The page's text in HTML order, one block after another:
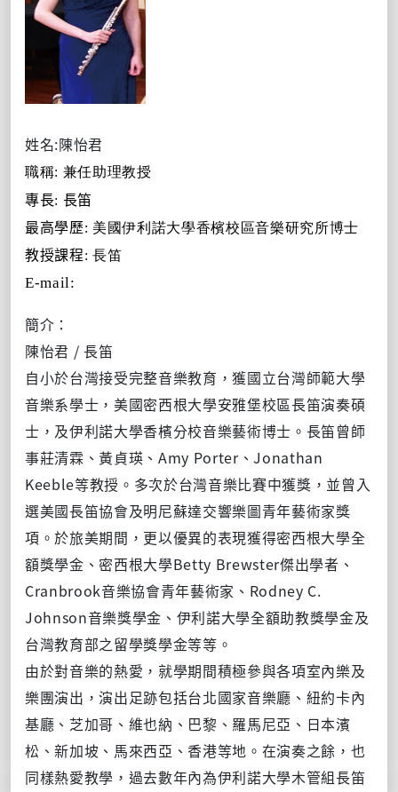
姓名:陳怡君
職稱: 兼任助理教授
專長: 長笛
最高學歷: 美國伊利諾大學香檳校區音樂研究所博士
教授課程: 長笛
E-mail:
簡介：
陳怡君 / 長笛
自小於台灣接受完整音樂教育，獲國立台灣師範大學
音樂系學士，美國密西根大學安雅堡校區長笛演奏碩
士，及伊利諾大學香檳分校音樂藝術博士。長笛曾師
事莊清霖、黃貞瑛、Amy Porter、Jonathan
Keeble等教授。多次於台灣音樂比賽中獲獎，並曾入
選美國長笛協會及明尼蘇達交響樂圖青年藝術家獎
項。於旅美期間，更以優異的表現獲得密西根大學全
額獎學金、密西根大學Betty Brewster傑出學者、
Cranbrook音樂協會青年藝術家、Rodney C.
Johnson音樂獎學金、伊利諾大學全額助教獎學金及
台灣教育部之留學獎學金等等。
由於對音樂的熱愛，就學期間積極參與各項室內樂及
樂團演出，演出足跡包括台北國家音樂廳、紐約卡內
基廳、芝加哥、維也納、巴黎、羅馬尼亞、日本濱
松、新加坡、馬來西亞、香港等地。在演奏之餘，也
同樣熱愛教學，過去數年內為伊利諾大學木管組長笛